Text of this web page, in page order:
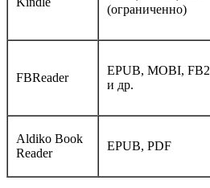
(ограниченно)
FBReader
EPUB, MOBI, FB2
и др.
Aldiko Book
Reader
EPUB, PDF